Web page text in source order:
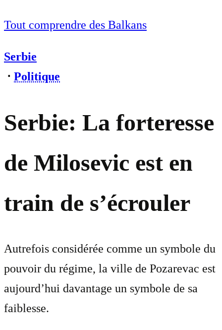
Tout comprendre des Balkans
Serbie
⋅ Politique
Serbie: La forteresse
de Milosevic est en
train de s’écrouler
Autrefois considérée comme un symbole du
pouvoir du régime, la ville de Pozarevac est
aujourd’hui davantage un symbole de sa
faiblesse.